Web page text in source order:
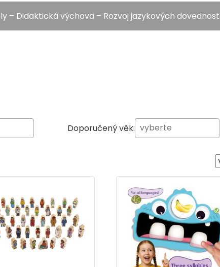
– Didaktická výchova – Rozvoj jazykových
Doporučený věk: